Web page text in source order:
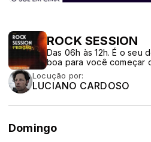
ROCK SESSION
Das 06h às 12h. É o seu
boa para você começar
Locução por:
LUCIANO CARDOSO
Domingo